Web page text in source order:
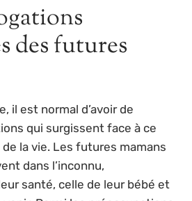
des futures
il est normal d’avoir de
qui surgissent face à ce
la vie. Les futures mamans
dans l’inconnu,
santé, celle de leur bébé et